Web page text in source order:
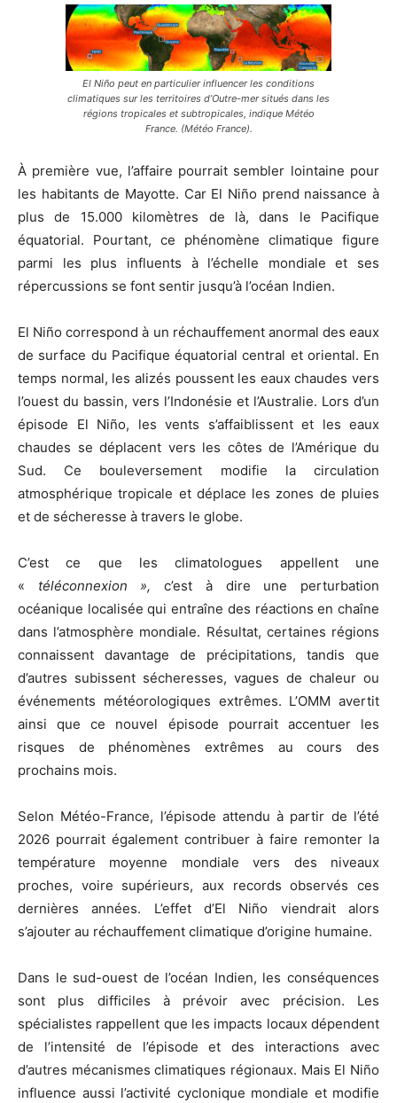
El Niño peut en particulier influencer les conditions
climatiques sur les territoires d’Outre-mer situés dans les
régions tropicales et subtropicales, indique Météo
France. (Météo France).
À première vue, l’affaire pourrait sembler lointaine pour
les habitants de Mayotte. Car El Niño prend naissance à
plus de 15.000 kilomètres de là, dans le Pacifique
équatorial. Pourtant, ce phénomène climatique figure
parmi les plus influents à l’échelle mondiale et ses
répercussions se font sentir jusqu’à l’océan Indien.
El Niño correspond à un réchauffement anormal des eaux
de surface du Pacifique équatorial central et oriental. En
temps normal, les alizés poussent les eaux chaudes vers
l’ouest du bassin, vers l’Indonésie et l’Australie. Lors d’un
épisode El Niño, les vents s’affaiblissent et les eaux
chaudes se déplacent vers les côtes de l’Amérique du
Sud. Ce bouleversement modifie la circulation
atmosphérique tropicale et déplace les zones de pluies
et de sécheresse à travers le globe.
C’est ce que les climatologues appellent une
« téléconnexion »,c’est à dire une perturbation
océanique localisée qui entraîne des réactions en chaîne
dans l’atmosphère mondiale. Résultat, certaines régions
connaissent davantage de précipitations, tandis que
d’autres subissent sécheresses, vagues de chaleur ou
événements météorologiques extrêmes. L’OMM avertit
ainsi que ce nouvel épisode pourrait accentuer les
risques de phénomènes extrêmes au cours des
prochains mois.
Selon Météo-France, l’épisode attendu à partir de l’été
2026 pourrait également contribuer à faire remonter la
température moyenne mondiale vers des niveaux
proches, voire supérieurs, aux records observés ces
dernières années. L’effet d’El Niño viendrait alors
s’ajouter au réchauffement climatique d’origine humaine.
Dans le sud-ouest de l’océan Indien, les conséquences
sont plus difficiles à prévoir avec précision. Les
spécialistes rappellent que les impacts locaux dépendent
de l’intensité de l’épisode et des interactions avec
d’autres mécanismes climatiques régionaux. Mais El Niño
influence aussi l’activité cyclonique mondiale et modifie